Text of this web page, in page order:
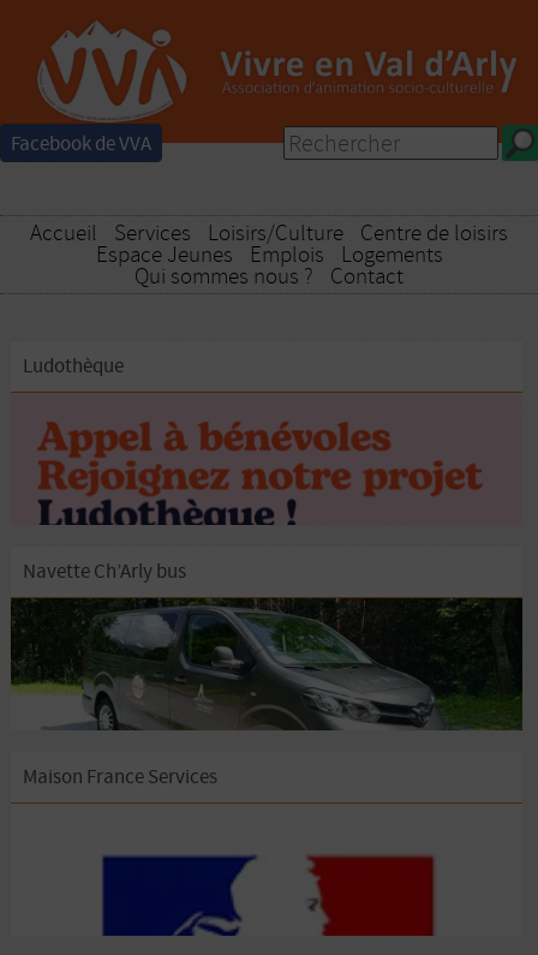
Facebook de VVA
Accueil Services Loisirs/Culture Centre de loisirs
Espace Jeunes Emplois Logements
Qui sommes nous ? Contact
Ludothèque
Navette Ch’Arly bus
Maison France Services